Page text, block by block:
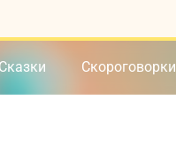
Скороговорки